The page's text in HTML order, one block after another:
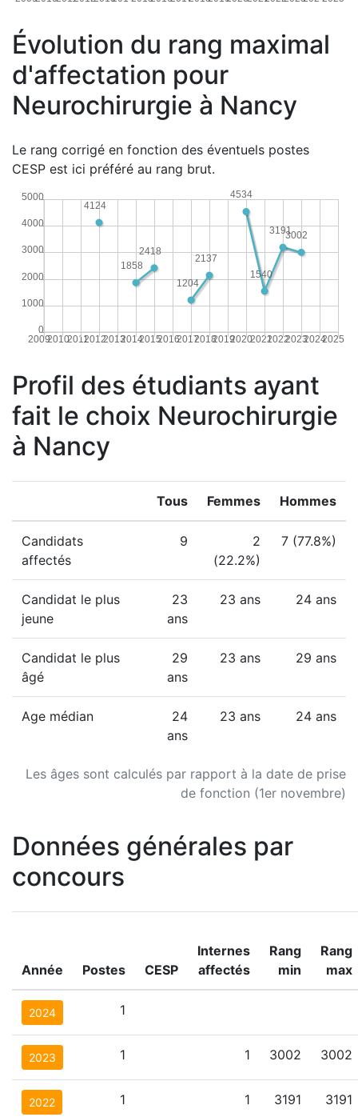
Évolution du rang maximal
d'affectation pour
Neurochirurgie à Nancy
Le rang corrigé en fonction des éventuels postes
CESP est ici préféré au rang brut.
20092010201120122013201420152016201720182019202020212022202320242025
0
1000
2000
3000
4000
5000
3002
3191
1540
4534
2137
1204
2418
1858
4124
Profil des étudiants ayant
fait le choix Neurochirurgie
à Nancy
Les âges sont calculés par rapport à la date de prise
de fonction (1er novembre)
Tous Femmes Hommes
Candidats
affectés
9
2
(22.2%)
7 (77.8%)
Candidat le plus
jeune
23
ans
23 ans 24 ans
Candidat le plus
âgé
29
ans
23 ans 29 ans
Age médian
24
ans
23 ans 24 ans
Données générales par
concours
Année Postes CESP
Internes
affectés
Rang
min
Rang
max
2024 1
2023 1 1 3002 3002
2022 1 1 3191 3191